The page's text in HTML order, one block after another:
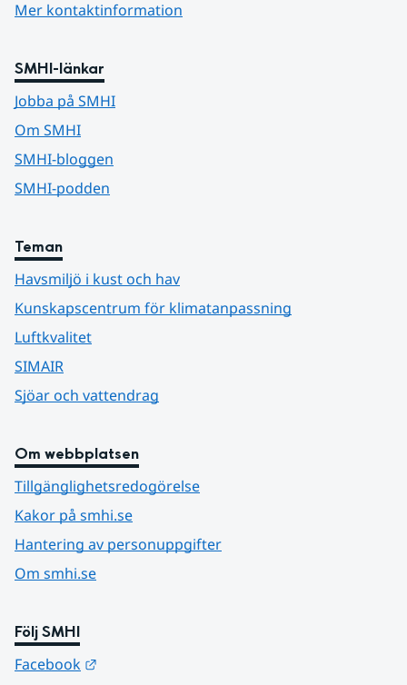
Mer kontaktinformation
SMHI-länkar
Jobba på SMHI
Om SMHI
SMHI-bloggen
SMHI-podden
Teman
Havsmiljö i kust och hav
Kunskapscentrum för klimatanpassning
Luftkvalitet
SIMAIR
Sjöar och vattendrag
Om webbplatsen
Tillgänglighetsredogörelse
Kakor på smhi.se
Hantering av personuppgifter
Om smhi.se
Följ SMHI
Facebook